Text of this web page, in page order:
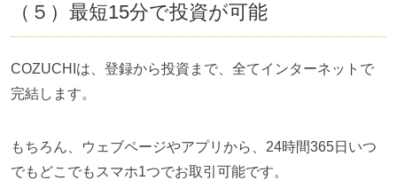
（５）最短15分で投資が可能
COZUCHIは、登録から投資まで、全てインターネットで
完結します。
もちろん、ウェブページやアプリから、24時間365日いつ
でもどこでもスマホ1つでお取引可能です。